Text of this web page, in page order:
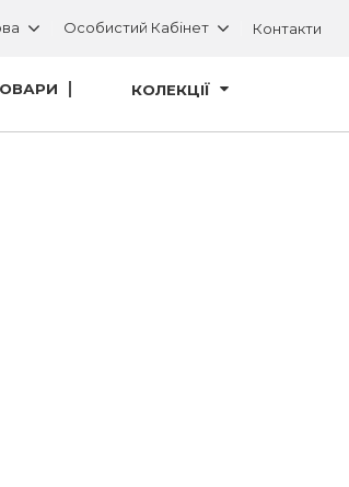
Особистий Кабінет Контакти
КОЛЕКЦІЇ